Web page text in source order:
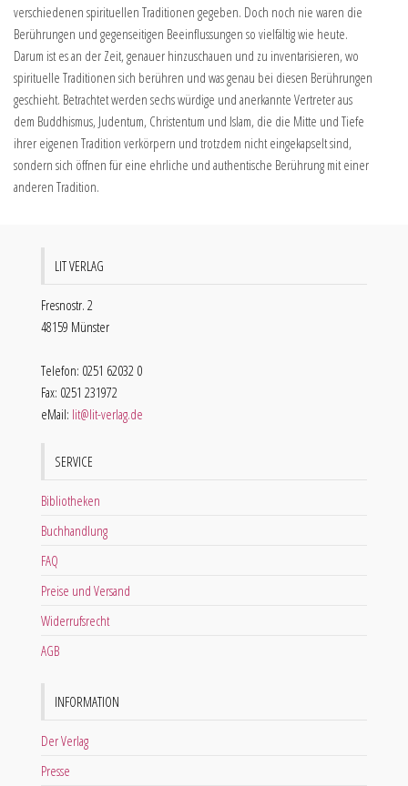
verschiedenen spirituellen Traditionen gegeben. Doch noch nie waren die
Berührungen und gegenseitigen Beeinflussungen so vielfältig wie heute.
Darum ist es an der Zeit, genauer hinzuschauen und zu inventarisieren, wo
spirituelle Traditionen sich berühren und was genau bei diesen Berührungen
geschieht. Betrachtet werden sechs würdige und anerkannte Vertreter aus
dem Buddhismus, Judentum, Christentum und Islam, die die Mitte und Tiefe
ihrer eigenen Tradition verkörpern und trotzdem nicht eingekapselt sind,
sondern sich öffnen für eine ehrliche und authentische Berührung mit einer
anderen Tradition.
LIT VERLAG
Fresnostr. 2
48159 Münster
Telefon: 0251 62032 0
Fax: 0251 231972
eMail: lit@lit-verlag.de
SERVICE
Bibliotheken
Buchhandlung
FAQ
Preise und Versand
Widerrufsrecht
AGB
INFORMATION
Der Verlag
Presse